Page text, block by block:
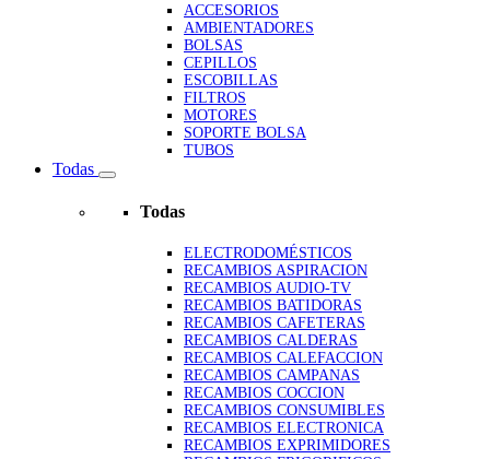
ACCESORIOS
AMBIENTADORES
BOLSAS
CEPILLOS
ESCOBILLAS
FILTROS
MOTORES
SOPORTE BOLSA
TUBOS
Todas
Todas
ELECTRODOMÉSTICOS
RECAMBIOS ASPIRACION
RECAMBIOS AUDIO-TV
RECAMBIOS BATIDORAS
RECAMBIOS CAFETERAS
RECAMBIOS CALDERAS
RECAMBIOS CALEFACCION
RECAMBIOS CAMPANAS
RECAMBIOS COCCION
RECAMBIOS CONSUMIBLES
RECAMBIOS ELECTRONICA
RECAMBIOS EXPRIMIDORES